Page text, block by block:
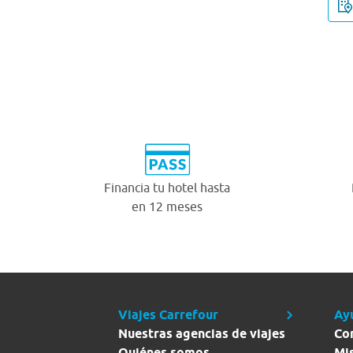
Financia tu hotel hasta
en 12 meses
Viajes Carrefour
Nuestras agencias de viajes